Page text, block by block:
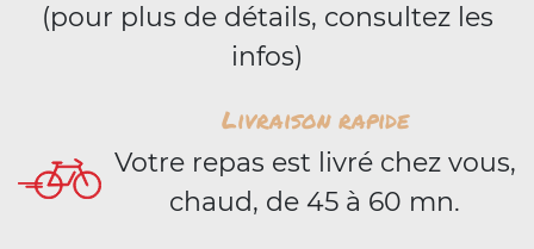
(pour plus de détails, consultez les
infos)
Livraison rapide
Votre repas est livré chez vous,
chaud, de 45 à 60 mn.